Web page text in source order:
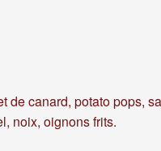
de canard, potato pops,
noix, oignons frits.